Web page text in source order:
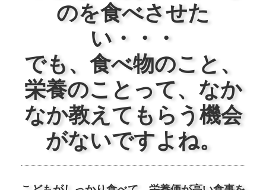
のを食べさせた
い・・・
でも、食べ物のこと、
栄養のことって、なか
なか教えてもらう機会
がないですよね。